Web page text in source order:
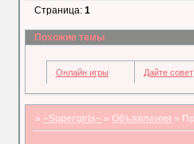
Страница:1
Похожие темы
Онлайн игры Дайте совет
» ~Supergirls~ » Объявления »